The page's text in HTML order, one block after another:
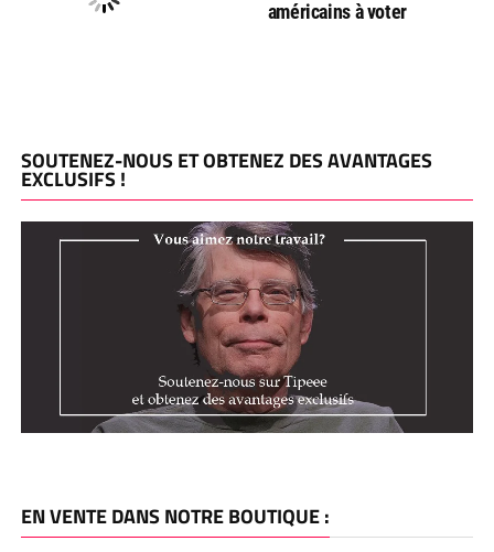
américains à voter
SOUTENEZ-NOUS ET OBTENEZ DES AVANTAGES
EXCLUSIFS !
EN VENTE DANS NOTRE BOUTIQUE :